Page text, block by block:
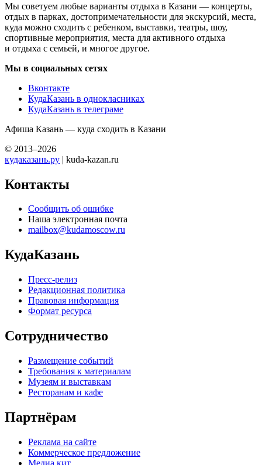
Мы советуем любые варианты отдыха в Казани — концерты,
отдых в парках, достопримечательности для экскурсий, места,
куда можно сходить с ребенком, выставки, театры, шоу,
спортивные мероприятия, места для активного отдыха
и отдыха с семьей, и многое другое.
Мы в социальных сетях
Вконтакте
КудаКазань в однокласниках
КудаКазань в телеграме
Афиша Казань — куда сходить в Казани
© 2013–2026
кудаказань.ру | kuda-kazan.ru
Контакты
Сообщить об ошибке
Наша электронная почта
mailbox@kudamoscow.ru
КудаКазань
Пресс-релиз
Редакционная политика
Правовая информация
Формат ресурса
Сотрудничество
Размещение событий
Требования к материалам
Музеям и выставкам
Ресторанам и кафе
Партнёрам
Реклама на сайте
Коммерческое предложение
Медиа кит